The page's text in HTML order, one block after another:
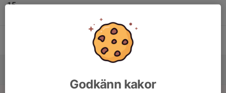
15
Godkänn kakor